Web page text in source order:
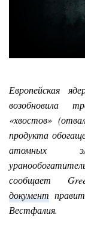
Европейская
возобновила
«хвостов»
продукта
атомных
сообщает
документ
Вестфалия.